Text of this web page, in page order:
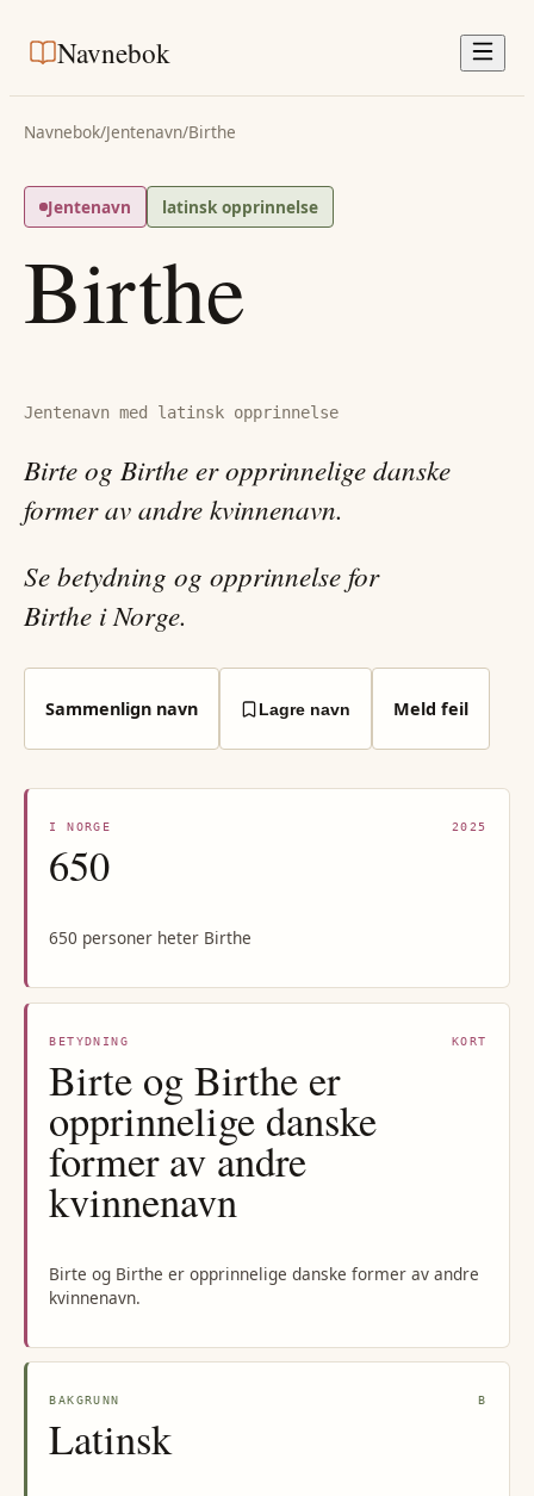
Navnebok
Navnebok/Jentenavn/Birthe
Jentenavn latinsk opprinnelse
Birthe
Jentenavn med latinsk opprinnelse
Birte og Birthe er opprinnelige danske
former av andre kvinnenavn.
Se betydning og opprinnelse for
Birthe i Norge.
Sammenlign navn Lagre navn Meld feil
I NORGE 2025
650
650 personer heter Birthe
BETYDNING KORT
Birte og Birthe er
opprinnelige danske
former av andre
kvinnenavn
Birte og Birthe er opprinnelige danske former av andre
kvinnenavn.
BAKGRUNN B
Latinsk